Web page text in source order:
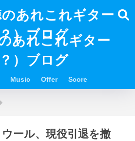
あれこれギター
？）ブログ
Music Offer Score
ール、現役引退を撤